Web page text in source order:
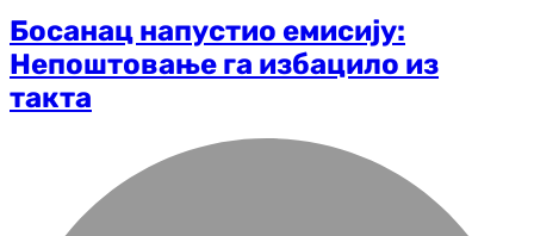
Босанац напустио емисију:
Непоштовање га избацило из
такта